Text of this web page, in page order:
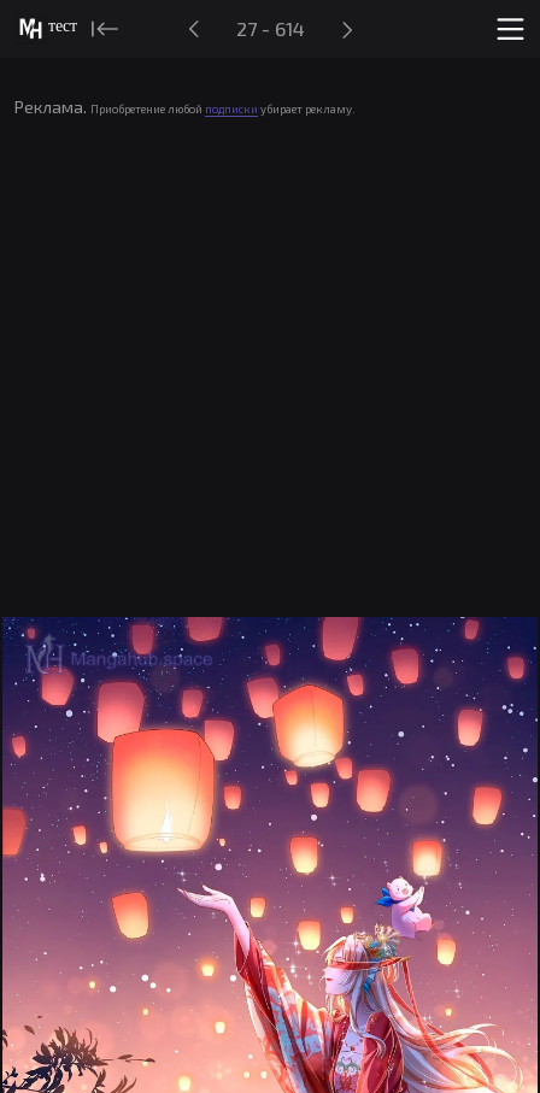
тест 27 - 614
Реклама. Приобретение любой подписки убирает рекламу.